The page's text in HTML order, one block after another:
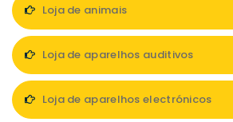
Loja de animais
Loja de aparelhos auditivos
Loja de aparelhos electrónicos